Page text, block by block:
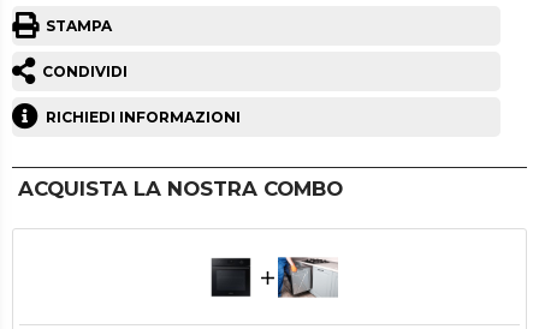
STAMPA
CONDIVIDI
RICHIEDI INFORMAZIONI
ACQUISTA LA NOSTRA COMBO